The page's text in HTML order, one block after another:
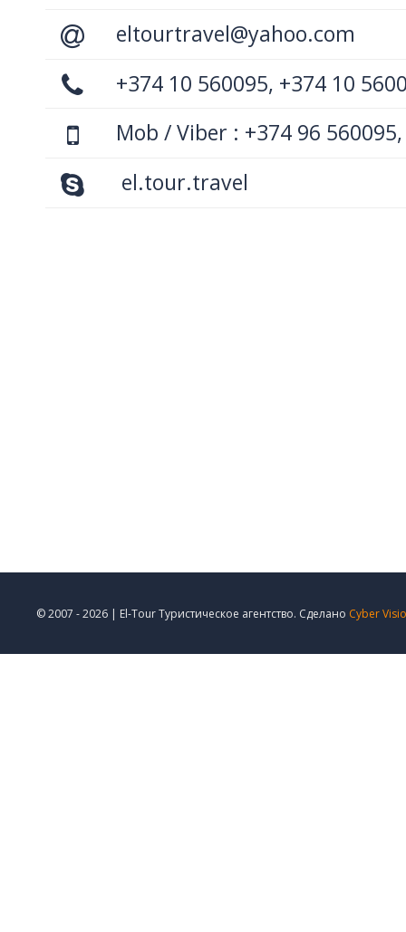
eltourtravel@yahoo.com
+374 10 560095, +374 10
Mob / Viber : +374 96
el.tour.travel
© 2007 - 2026 | El-Tour Туристическое агентство. Сделано Cyber